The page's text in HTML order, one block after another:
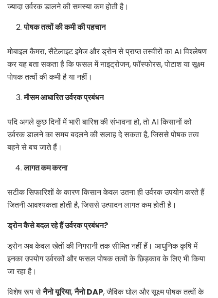
ज्यादा उर्वरक डालने की समस्या कम होती है।
पोषक तत्वों की कमी की पहचान
मोबाइल कैमरा, सैटेलाइट इमेज और ड्रोन से प्राप्त तस्वीरों का AI विश्लेषण
कर यह बता सकता है कि फसल में नाइट्रोजन, फॉस्फोरस, पोटाश या सूक्ष्म
पोषक तत्वों की कमी है या नहीं।
मौसम आधारित उर्वरक प्रबंधन
यदि अगले कुछ दिनों में भारी बारिश की संभावना हो, तो AI किसानों को
उर्वरक डालने का समय बदलने की सलाह दे सकता है, जिससे पोषक तत्व
बहने से बच जाते हैं।
लागत कम करना
सटीक सिफारिशों के कारण किसान केवल उतना ही उर्वरक उपयोग करते हैं
जितनी आवश्यकता होती है, जिससे उत्पादन लागत कम होती है।
ड्रोन कैसे बदल रहे हैं उर्वरक प्रबंधन?
ड्रोन अब केवल खेतों की निगरानी तक सीमित नहीं हैं। आधुनिक कृषि में
इनका उपयोग उर्वरकों और फसल पोषक तत्वों के छिड़काव के लिए भी किया
जा रहा है।
विशेष रूप सेनैनो यूरिया,नैनोDAP, जैविक घोल और सूक्ष्म पोषक तत्वों के